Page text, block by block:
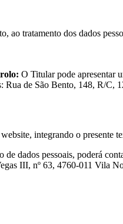
ao tratamento dos dados
O Titular pode apresentar
Rua de São Bento, 148, R/
integrando o presente
dados pessoais, poderá
III, nº 63, 4760-011 Vila